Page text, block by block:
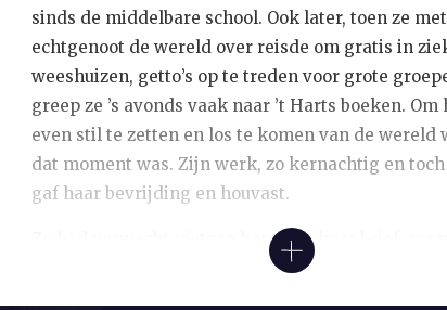
sinds de middelbare school. Ook later, toen ze
echtgenoot de wereld over reisde om gratis in
weeshuizen, getto’s op te treden voor grote
greep ze ’s avonds vaak naar ’t Harts boeken.
even stil te zetten en los te komen van de wereld
dat moment was. Zijn werk, zo kernachtig en
gaf haar bevrijding en houvast.
Ze had verwacht niets te horen op haar brief, maar
reageerde vrijwel direct en een ontmoeting was